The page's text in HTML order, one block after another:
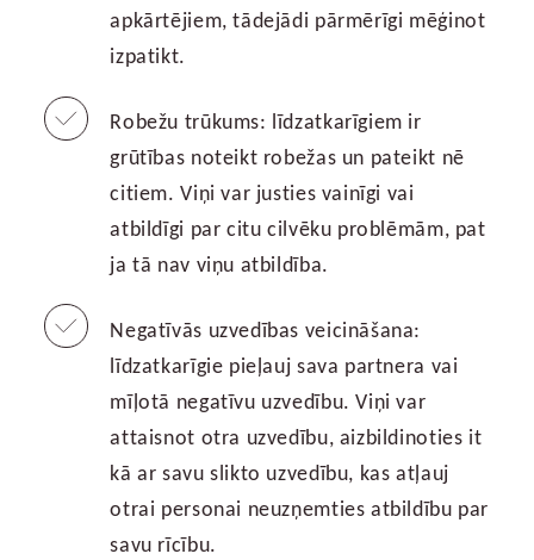
apkārtējiem, tādejādi pārmērīgi mēģinot
izpatikt.
Robežu trūkums: līdzatkarīgiem ir
grūtības noteikt robežas un pateikt nē
citiem. Viņi var justies vainīgi vai
atbildīgi par citu cilvēku problēmām, pat
ja tā nav viņu atbildība.
Negatīvās uzvedības veicināšana:
līdzatkarīgie pieļauj sava partnera vai
mīļotā negatīvu uzvedību. Viņi var
attaisnot otra uzvedību, aizbildinoties it
kā ar savu slikto uzvedību, kas atļauj
otrai personai neuzņemties atbildību par
savu rīcību.